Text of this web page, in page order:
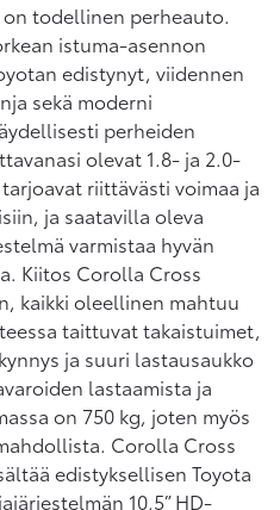
todellinen perheauto.
istuma-asennon
edistynyt, viidennen
sekä moderni
perheiden
olevat 1.8- ja 2.0-
riittävästi voimaa ja
ja saatavilla oleva
varmistaa hyvän
Kiitos Corolla Cross
kaikki oleellinen mahtuu
taittuvat takaistuimet,
ja suuri lastausaukko
lastaamista ja
on 750 kg, joten myös
Corolla Cross
edistyksellisen Toyota
10,5” HD-